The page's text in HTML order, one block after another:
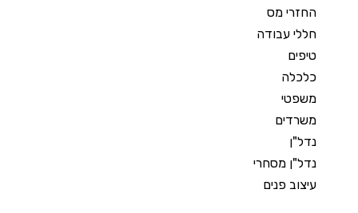
החזרי מס
חללי עבודה
טיפים
כלכלה
משפטי
משרדים
נדל"ן
נדל"ן מסחרי
עיצוב פנים